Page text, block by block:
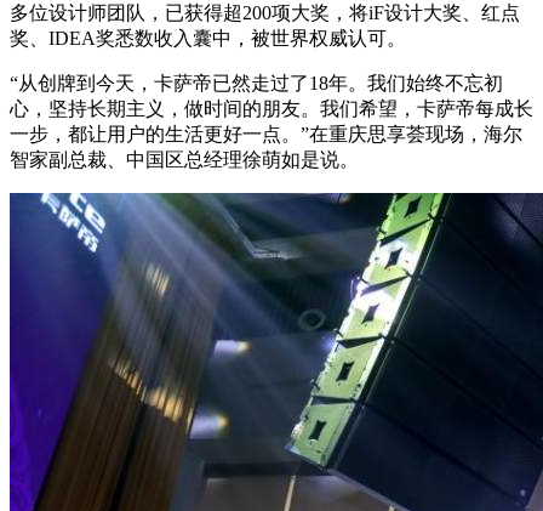
多位设计师团队，已获得超200项大奖，将iF设计大奖、红点
奖、IDEA奖悉数收入囊中，被世界权威认可。
“从创牌到今天，卡萨帝已然走过了18年。我们始终不忘初
心，坚持长期主义，做时间的朋友。我们希望，卡萨帝每成长
一步，都让用户的生活更好一点。”在重庆思享荟现场，海尔
智家副总裁、中国区总经理徐萌如是说。